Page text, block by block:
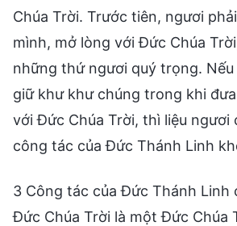
Chúa Trời. Trước tiên, ngươi
mình, mở lòng với Đức Chúa
những thứ ngươi quý trọng.
giữ khư khư chúng trong khi
với Đức Chúa Trời, thì liệu ngươi
công tác của Đức Thánh Linh
3 Công tác của Đức Thánh Linh
Đức Chúa Trời là một Đức Chúa